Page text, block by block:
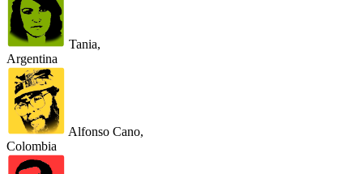
Tania,
Argentina
Alfonso Cano,
Colombia